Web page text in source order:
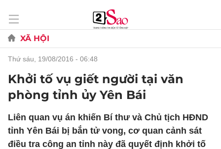
XÃ HỘI
thứ sáu, 19/08/2016 - 06:48
Khởi tố vụ giết người tại văn
phòng tỉnh ủy Yên Bái
Liên quan vụ án khiến Bí thư và Chủ tịch HĐND
tỉnh Yên Bái bị bắn tử vong, cơ quan cảnh sát
điều tra công an tỉnh này đã quyết định khởi tố